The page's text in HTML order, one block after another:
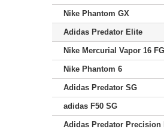
Nike Phantom GX
Adidas Predator Elite
Nike Mercurial Vapor 16 FG
Nike Phantom 6
Adidas Predator SG
adidas F50 SG
Adidas Predator Precision